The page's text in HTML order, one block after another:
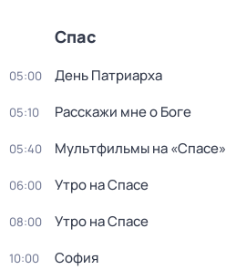
Спас
05:00 День Патриарха
05:10 Расскажи мне о Боге
05:40 Мультфильмы на «Спасе»
06:00 Утро на Спасе
08:00 Утро на Спасе
10:00 София